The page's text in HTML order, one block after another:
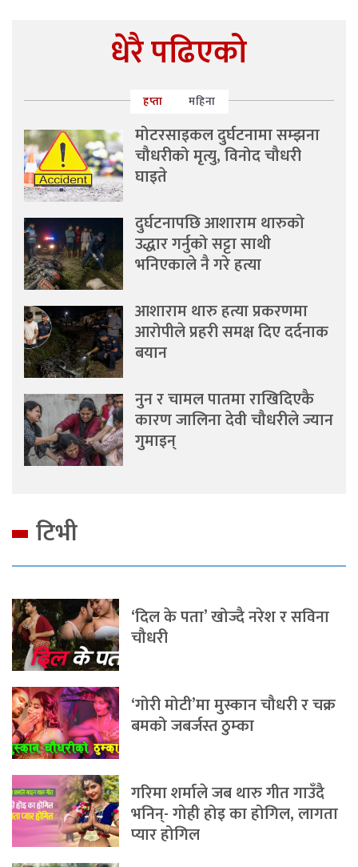
धेरै पढिएको
हप्ता महिना
मोटरसाइकल दुर्घटनामा सम्झना
चौधरीको मृत्यु, विनोद चौधरी
घाइते
दुर्घटनापछि आशाराम थारुको
उद्धार गर्नुको सट्टा साथी
भनिएकाले नै गरे हत्या
आशाराम थारु हत्या प्रकरणमा
आरोपीले प्रहरी समक्ष दिए दर्दनाक
बयान
नुन र चामल पातमा राखिदिएकै
कारण जालिना देवी चौधरीले ज्यान
गुमाइन्
टिभी
‘दिल के पता’ खोज्दै नरेश र सविना
चौधरी
‘गोरी मोटी’मा मुस्कान चौधरी र चक्र
बमको जबर्जस्त ठुम्का
गरिमा शर्माले जब थारु गीत गाउँदै
भनिन्- गोही होइ का होगिल, लागता
प्यार होगिल